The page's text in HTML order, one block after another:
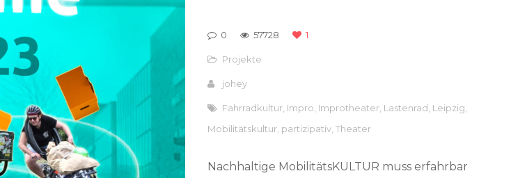
0 57728 1
Projekte
johey
Fahrradkultur Impro Improtheater Lastenrad Leipzig
Mobilitätskultur partizipativ ,Theater
Nachhaltige MobilitätsKULTUR muss erfahrbar